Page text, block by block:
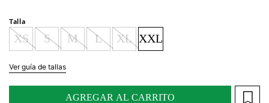
Talla
XS S M L XL XXL
Ver guía de tallas
AGREGAR AL CARRITO